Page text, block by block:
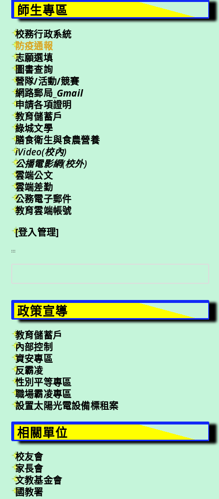
師生專區
校務行政系統
防疫通報
志願選填
圖書查詢
營隊/活動/競賽
網路郵局_ Gmail
申請各項證明
教育儲蓄戶
綠城文學
膳食衛生與食農營養
iVideo(校內)
公播電影網(校外)
雲端公文
雲端差勤
公務電子郵件
教育雲端帳號
[登入管理]
:::
搜
尋
政策宣導
教育儲蓄戶
內部控制
資安專區
反霸凌
性別平等專區
職場霸凌專區
設置太陽光電設備標租案
相關單位
校友會
家長會
文教基金會
國教署